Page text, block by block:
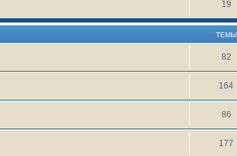
19
ТЕМЫ
82
164
86
177